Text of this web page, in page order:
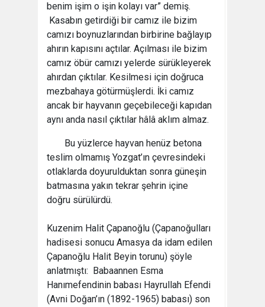
benim işim o işin kolayı var” demiş.
Kasabın getirdiği bir camız ile bizim
camızı boynuzlarından birbirine bağlayıp
ahırın kapısını açtılar. Açılması ile bizim
camız öbür camızı yelerde sürükleyerek
ahırdan çıktılar. Kesilmesi için doğruca
mezbahaya götürmüşlerdi. İki camız
ancak bir hayvanın geçebileceği kapıdan
aynı anda nasıl çıktılar hâlâ aklım almaz.
Bu yüzlerce hayvan henüz betona
teslim olmamış Yozgat’ın çevresindeki
otlaklarda doyurulduktan sonra güneşin
batmasına yakın tekrar şehrin içine
doğru sürülürdü.
Kuzenim Halit Çapanoğlu (Çapanoğulları
hadisesi sonucu Amasya da idam edilen
Çapanoğlu Halit Beyin torunu) şöyle
anlatmıştı: Babaannen Esma
Hanımefendinin babası Hayrullah Efendi
(Avni Doğan’ın (1892-1965) babası) son